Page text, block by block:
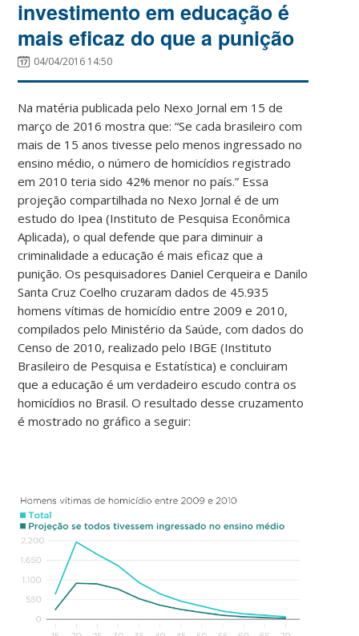
investimento em educação é
mais eficaz do que a punição
04/04/2016 14:50
Na matéria publicada pelo Nexo Jornal em 15 de
março de 2016 mostra que: “Se cada brasileiro com
mais de 15 anos tivesse pelo menos ingressado no
ensino médio, o número de homicídios registrado
em 2010 teria sido 42% menor no país.” Essa
projeção compartilhada no Nexo Jornal é de um
estudo do Ipea (Instituto de Pesquisa Econômica
Aplicada), o qual defende que para diminuir a
criminalidade a educação é mais eficaz que a
punição. Os pesquisadores Daniel Cerqueira e Danilo
Santa Cruz Coelho cruzaram dados de 45.935
homens vítimas de homicídio entre 2009 e 2010,
compilados pelo Ministério da Saúde, com dados do
Censo de 2010, realizado pelo IBGE (Instituto
Brasileiro de Pesquisa e Estatística) e concluiram
que a educação é um verdadeiro escudo contra os
homicídios no Brasil. O resultado desse cruzamento
é mostrado no gráfico a seguir: